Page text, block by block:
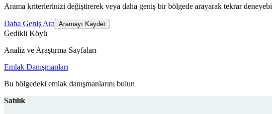
Arama kriterlerinizi değiştirerek veya daha geniş bir bölgede arayarak tekrar
Daha Geniş Ara Aramayı Kaydet
Gedikli Köyü
Analiz ve Araştırma Sayfaları
Emlak Danışmanları
Bu bölgedeki emlak danışmanlarını bulun
Satılık